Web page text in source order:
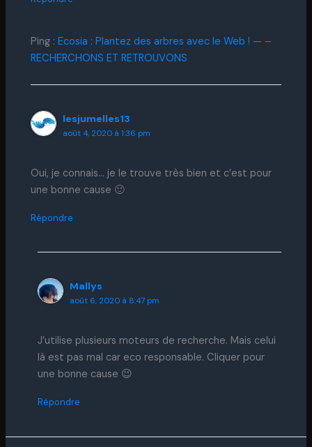
Ping :Ecosia : Plantez des arbres avec le Web ! — –
RECHERCHONS ET RETROUVONS
lesjumelles13
août 4, 2020 à 1:36 pm
Oui, je connais… je le trouve très bien et c’est pour
une bonne cause 🙂
Répondre
Mallys
août 6, 2020 à 8:47 pm
J’utilise plusieurs moteurs de recherche. Mais celui
là est pas mal car eco responsable. Cliquer pour
une bonne cause 😉
Répondre